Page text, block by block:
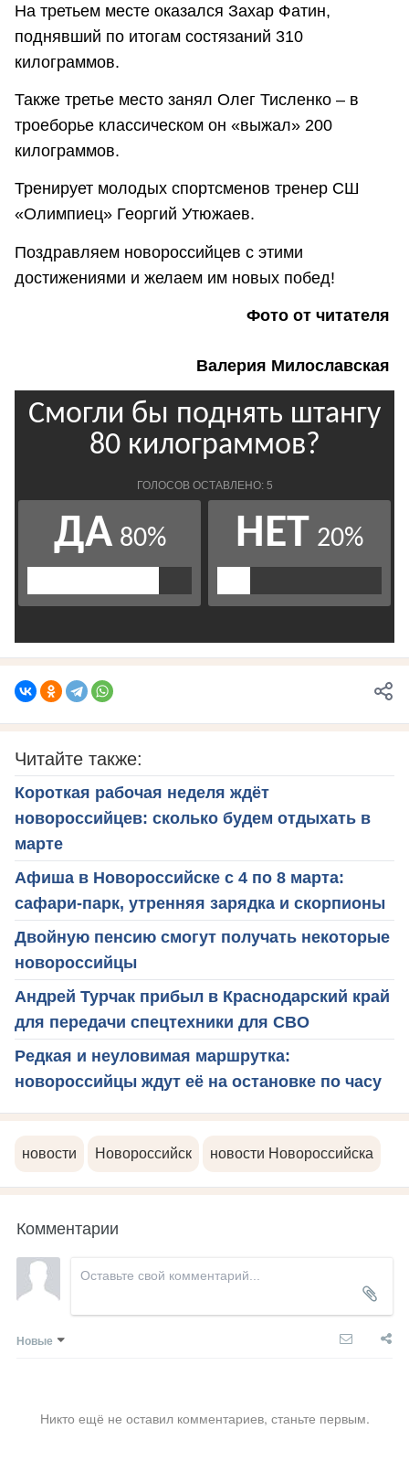
На третьем месте оказался Захар Фатин,
поднявший по итогам состязаний 310
килограммов.
Также третье место занял Олег Тисленко – в
троеборье классическом он «выжал» 200
килограммов.
Тренирует молодых спортсменов тренер СШ
«Олимпиец» Георгий Утюжаев.
Поздравляем новороссийцев с этими
достижениями и желаем им новых побед!
Фото от читателя
Валерия Милославская
Читайте также:
Короткая рабочая неделя ждёт
новороссийцев: сколько будем отдыхать в
марте
Афиша в Новороссийске с 4 по 8 марта:
сафари-парк, утренняя зарядка и скорпионы
Двойную пенсию смогут получать некоторые
новороссийцы
Андрей Турчак прибыл в Краснодарский край
для передачи спецтехники для СВО
Редкая и неуловимая маршрутка:
новороссийцы ждут её на остановке по часу
новости Новороссийск новости Новороссийска
Комментарии
Новые
Никто ещё не оставил комментариев, станьте первым.